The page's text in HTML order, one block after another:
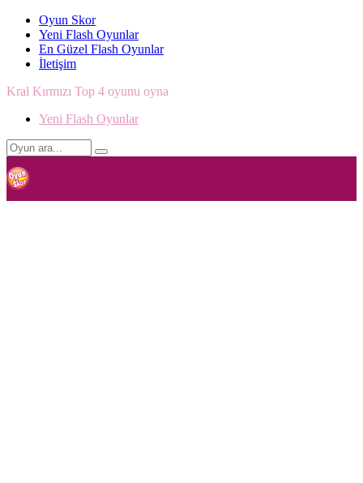
Oyun Skor
Yeni Flash Oyunlar
En Güzel Flash Oyunlar
İletişim
Kral Kırmızı Top 4 oyunu oyna
Yeni Flash Oyunlar